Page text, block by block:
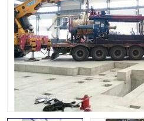
设备搬运
工厂设备搬运
吊车出租租赁服务